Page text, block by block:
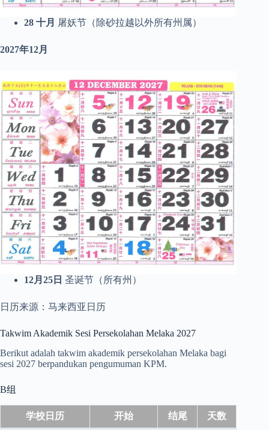
28 十月 屠妖节（除砂拉越以外所有州属）
2027年12月
12月25日 圣诞节（所有州）
日历来源：马来西亚日历
Takwim Akademik Sesi Persekolahan Melaka 2027
Berikut adalah takwim akademik persekolahan Melaka bagi
sesi 2027 berpandukan pengumuman KPM.
B组
学校日历 开始 结尾 天数